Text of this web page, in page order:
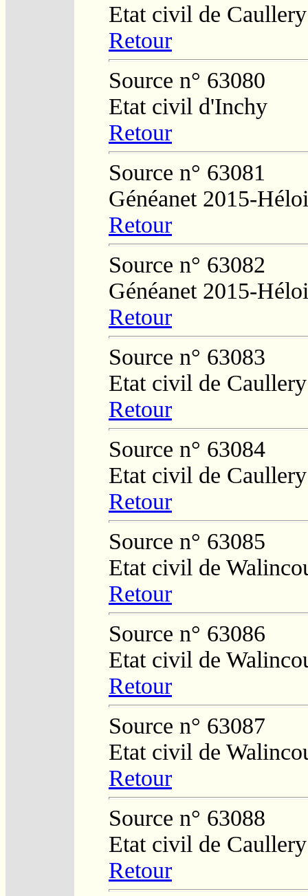
Etat civil de Caullery
Retour
Source n° 63080
Etat civil d'Inchy
Retour
Source n° 63081
Généanet 2015-
Retour
Source n° 63082
Généanet 2015-
Retour
Source n° 63083
Etat civil de Caullery
Retour
Source n° 63084
Etat civil de Caullery
Retour
Source n° 63085
Etat civil de
Retour
Source n° 63086
Etat civil de
Retour
Source n° 63087
Etat civil de
Retour
Source n° 63088
Etat civil de Caullery
Retour